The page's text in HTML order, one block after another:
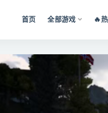
首页 全部游戏 🔥